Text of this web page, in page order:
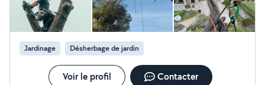
Jardinage Désherbage de jardin
Voir le profil Contacter